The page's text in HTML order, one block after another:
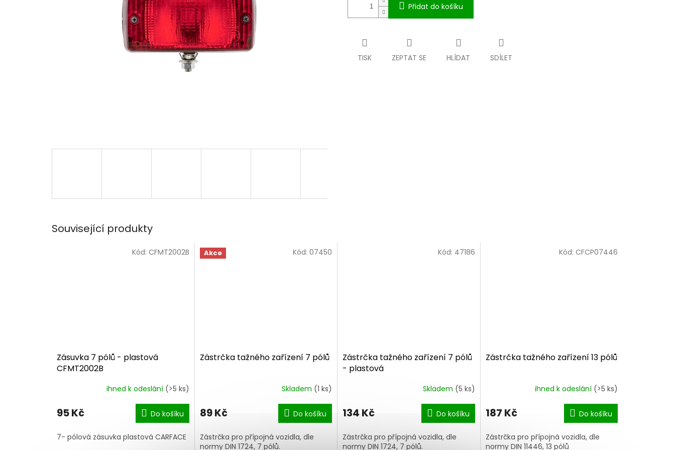
Přidat do košíku
TISK ZEPTAT SE HLÍDAT SDÍLET
Související produkty
Zásuvka 7 pólů - plastová
CFMT2002B
ihned k odeslání (>5 ks)
95 Kč Do košíku
7- pólová zásuvka plastová CARFACE
Kód: CFMT2002B Akce
Zástrčka tažného zařízení 7 pólů
Skladem (1 ks)
89 Kč Do košíku
Zástrčka pro přípojná vozidla, dle
normy DIN 1724, 7 pólů.
Kód: 07450
Zástrčka tažného zařízení 7 pólů
- plastová
Skladem (5 ks)
134 Kč Do košíku
Zástrčka pro přípojná vozidla, dle
normy DIN 1724, 7 pólů.
Kód: 47186
Zástrčka tažného zařízení 13 pólů
ihned k odeslání (>5 ks)
187 Kč Do košíku
Zástrčka pro přípojná vozidla, dle
normy DIN 11446, 13 pólů
Kód: CFCP07446